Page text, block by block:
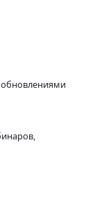
обновлениями